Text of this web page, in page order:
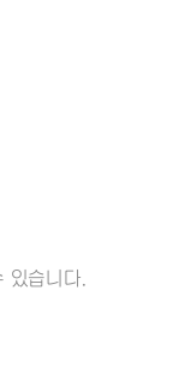
있습니다.